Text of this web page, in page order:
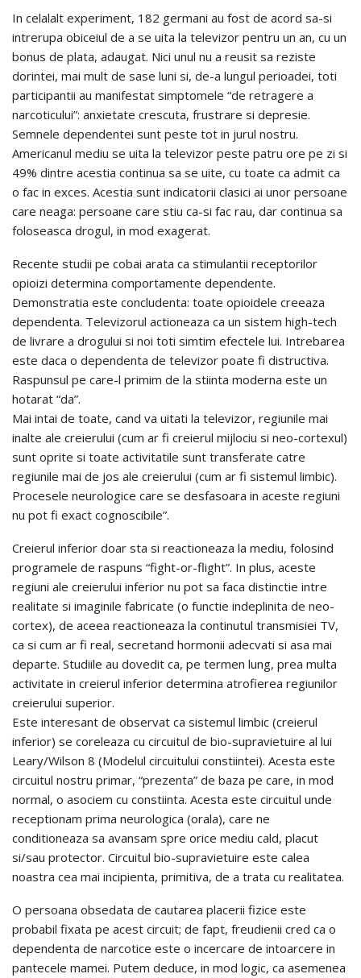
In celalalt experiment, 182 germani au fost de acord sa-si
intrerupa obiceiul de a se uita la televizor pentru un an, cu un
bonus de plata, adaugat. Nici unul nu a reusit sa reziste
dorintei, mai mult de sase luni si, de-a lungul perioadei, toti
participantii au manifestat simptomele “de retragere a
narcoticului”: anxietate crescuta, frustrare si depresie.
Semnele dependentei sunt peste tot in jurul nostru.
Americanul mediu se uita la televizor peste patru ore pe zi si
49% dintre acestia continua sa se uite, cu toate ca admit ca
o fac in exces. Acestia sunt indicatorii clasici ai unor persoane
care neaga: persoane care stiu ca-si fac rau, dar continua sa
foloseasca drogul, in mod exagerat.
Recente studii pe cobai arata ca stimulantii receptorilor
opioizi determina comportamente dependente.
Demonstratia este concludenta: toate opioidele creeaza
dependenta. Televizorul actioneaza ca un sistem high-tech
de livrare a drogului si noi toti simtim efectele lui. Intrebarea
este daca o dependenta de televizor poate fi distructiva.
Raspunsul pe care-l primim de la stiinta moderna este un
hotarat “da”.
Mai intai de toate, cand va uitati la televizor, regiunile mai
inalte ale creierului (cum ar fi creierul mijlociu si neo-cortexul)
sunt oprite si toate activitatile sunt transferate catre
regiunile mai de jos ale creierului (cum ar fi sistemul limbic).
Procesele neurologice care se desfasoara in aceste regiuni
nu pot fi exact cognoscibile”.
Creierul inferior doar sta si reactioneaza la mediu, folosind
programele de raspuns “fight-or-flight”. In plus, aceste
regiuni ale creierului inferior nu pot sa faca distinctie intre
realitate si imaginile fabricate (o functie indeplinita de neo-
cortex), de aceea reactioneaza la continutul transmisiei TV,
ca si cum ar fi real, secretand hormonii adecvati si asa mai
departe. Studiile au dovedit ca, pe termen lung, prea multa
activitate in creierul inferior determina atrofierea regiunilor
creierului superior.
Este interesant de observat ca sistemul limbic (creierul
inferior) se coreleaza cu circuitul de bio-supravietuire al lui
Leary/Wilson 8 (Modelul circuitului constiintei). Acesta este
circuitul nostru primar, “prezenta” de baza pe care, in mod
normal, o asociem cu constiinta. Acesta este circuitul unde
receptionam prima neurologica (orala), care ne
conditioneaza sa avansam spre orice mediu cald, placut
si/sau protector. Circuitul bio-supravietuire este calea
noastra cea mai incipienta, primitiva, de a trata cu realitatea.
O persoana obsedata de cautarea placerii fizice este
probabil fixata pe acest circuit; de fapt, freudienii cred ca o
dependenta de narcotice este o incercare de intoarcere in
pantecele mamei. Putem deduce, in mod logic, ca asemenea